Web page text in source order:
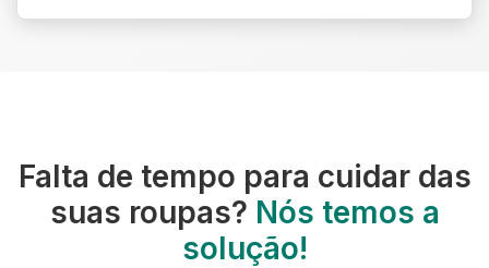
Falta de tempo para cuidar das
suas roupas? Nós temos a
solução!